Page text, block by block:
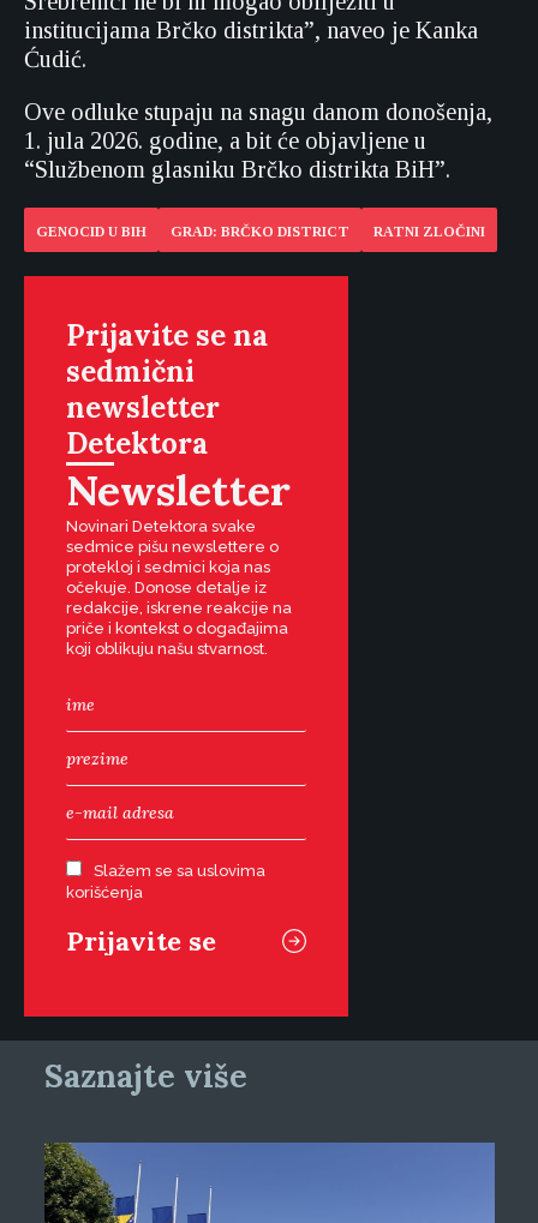
institucijama Brčko distrikta”, naveo je Kanka
Ćudić.
Ove odluke stupaju na snagu danom donošenja,
1. jula 2026. godine, a bit će objavljene u
“Službenom glasniku Brčko distrikta BiH”.
GENOCID U BIH GRAD: BRČKO DISTRICT RATNI ZLOČINI
Prijavite se na
sedmični
newsletter
Detektora
Newsletter
Novinari Detektora svake
sedmice pišu newslettere o
protekloj i sedmici koja nas
očekuje. Donose detalje iz
redakcije, iskrene reakcije na
priče i kontekst o događajima
koji oblikuju našu stvarnost.
Slažem se sa uslovima
korišćenja
Saznajte više